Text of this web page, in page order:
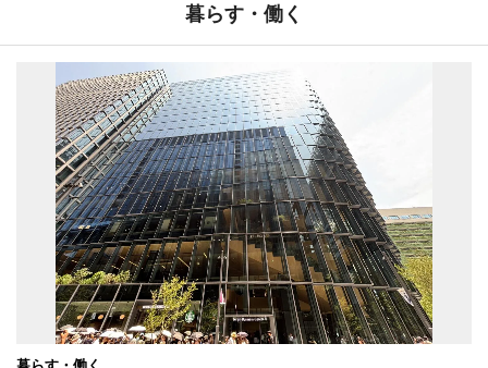
暮らす・働く
暮らす・働く